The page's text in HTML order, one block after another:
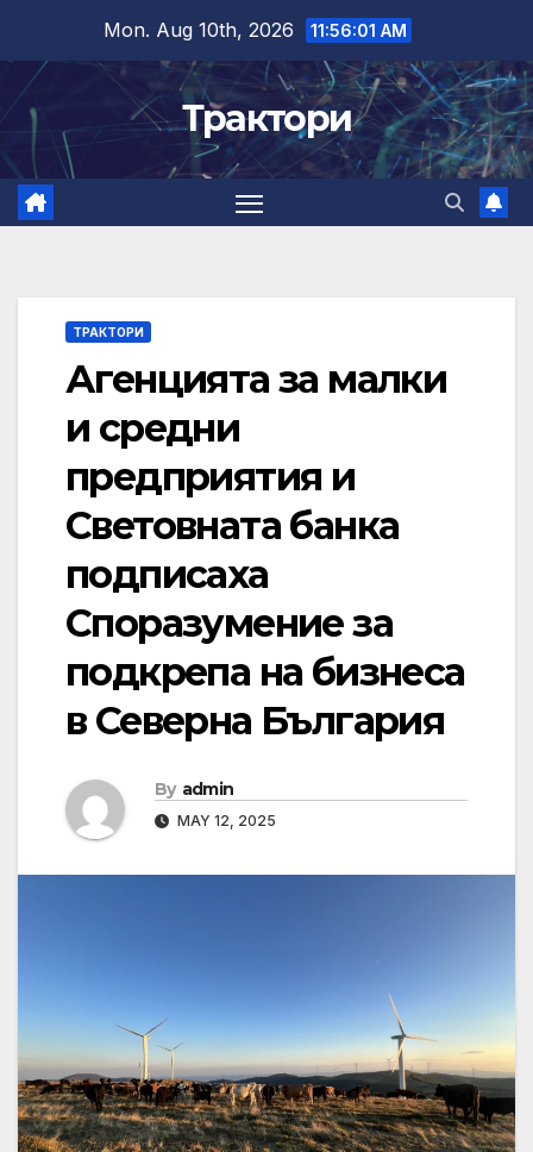
content
Mon. Aug 10th, 2026 11:56:01 AM
Трактори
ТРАКТОРИ
Агенцията за малки
и средни
предприятия и
Световната банка
подписаха
Споразумение за
подкрепа на бизнеса
в Северна България
By admin
MAY 12, 2025